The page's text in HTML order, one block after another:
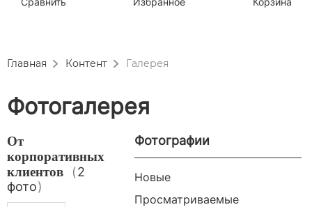
Главная Контент Галерея
Фотогалерея
Фотографии
Новые
Просматриваемые
От
корпоративных
клиентов
(2
фото)